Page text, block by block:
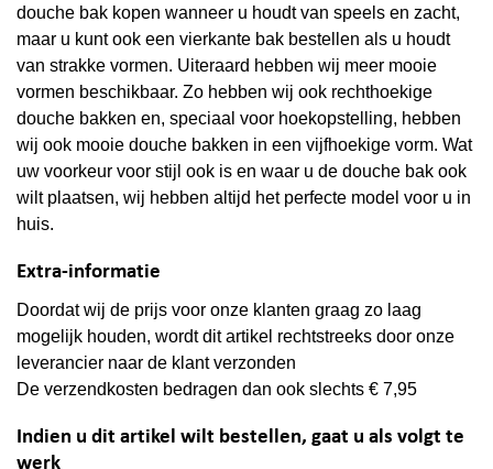
douche bak kopen wanneer u houdt van speels en zacht,
maar u kunt ook een vierkante bak bestellen als u houdt
van strakke vormen. Uiteraard hebben wij meer mooie
vormen beschikbaar. Zo hebben wij ook rechthoekige
douche bakken en, speciaal voor hoekopstelling, hebben
wij ook mooie douche bakken in een vijfhoekige vorm. Wat
uw voorkeur voor stijl ook is en waar u de douche bak ook
wilt plaatsen, wij hebben altijd het perfecte model voor u in
huis.
Extra-informatie
Doordat wij de prijs voor onze klanten graag zo laag
mogelijk houden, wordt dit artikel rechtstreeks door onze
leverancier naar de klant verzonden
De verzendkosten bedragen dan ook slechts € 7,95
Indien u dit artikel wilt bestellen, gaat u als volgt te
werk